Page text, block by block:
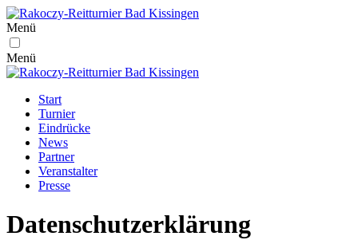
Menü
Menü
Start
Turnier
Eindrücke
News
Partner
Veranstalter
Presse
Datenschutz­erklärung